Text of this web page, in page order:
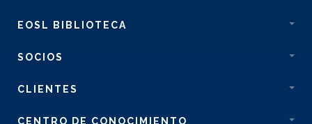
EOSL BIBLIOTECA
SOCIOS
CLIENTES
CENTRO DE CONOCIMIENTO